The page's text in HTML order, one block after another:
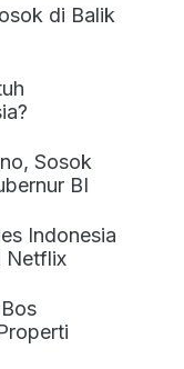
di Balik
Sosok
BI
Indonesia
Netflix